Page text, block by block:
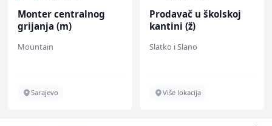
Monter centralnog
grijanja (m)
Mountain
Sarajevo
Prodavač u školskoj
kantini (ž)
Slatko i Slano
Više lokacija